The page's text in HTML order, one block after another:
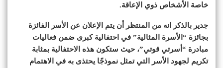
خاصة الأشخاص ذوي الإعاقة.
جدير بالذكر انه من المنتظر أن يتم الإعلان عن الأسر الفائزة
بجائزة “الأسرة المثالية” في احتفالية كبرى ضمن فعاليات
مبادرة “أسرتي قوتي”، حيث ستكون هذه الاحتفالية بمثابة
تكريم لجهود الأسر التي تمثل نموذجًا يحتذى به في الاهتمام